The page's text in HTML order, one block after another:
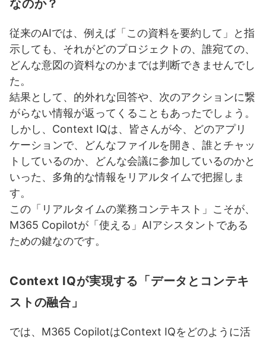
なのか？
従来のAIでは、例えば「この資料を要約して」と指
示しても、それがどのプロジェクトの、誰宛ての、
どんな意図の資料なのかまでは判断できませんでし
た。
結果として、的外れな回答や、次のアクションに繋
がらない情報が返ってくることもあったでしょう。
しかし、Context IQは、皆さんが今、どのアプリ
ケーションで、どんなファイルを開き、誰とチャッ
トしているのか、どんな会議に参加しているのかと
いった、多角的な情報をリアルタイムで把握しま
す。
この「リアルタイムの業務コンテキスト」こそが、
M365 Copilotが「使える」AIアシスタントである
ための鍵なのです。
Context IQが実現する「データとコンテキ
ストの融合」
では、M365 CopilotはContext IQをどのように活